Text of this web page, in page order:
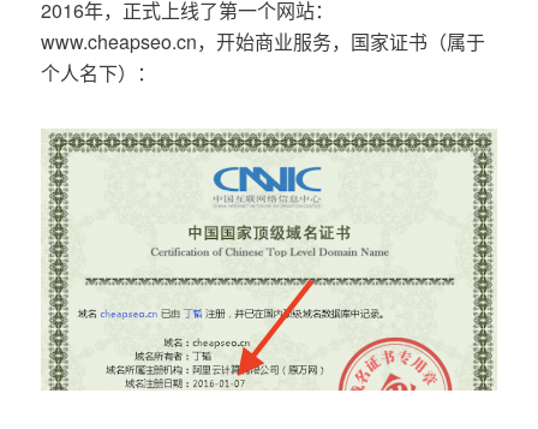
2016年，正式上线了第一个网站：
www.cheapseo.cn，开始商业服务，国家证书（属于
个人名下）：